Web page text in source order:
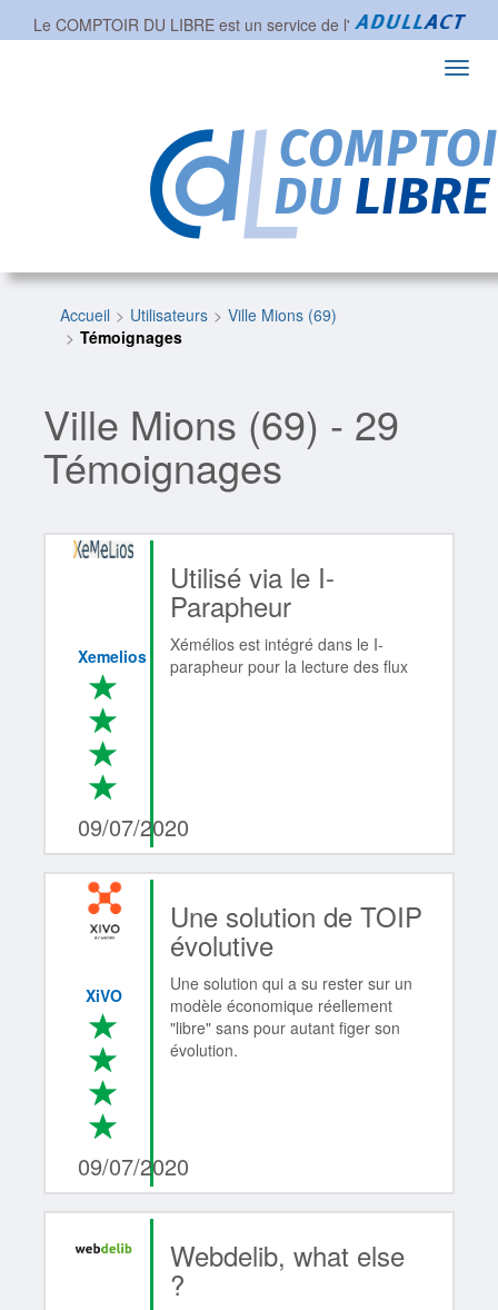
Le COMPTOIR DU LIBRE est un service de l'
Accueil Utilisateurs
Ville Mions (69)
Témoignages
Ville Mions (69) - 29
Témoignages
Xemelios
*
*
*
*
4/4
09/07/2020
Utilisé via le I-
Parapheur
Xémélios est intégré dans le I-
parapheur pour la lecture des flux
XiVO
*
*
*
*
4/4
09/07/2020
Une solution de TOIP
évolutive
Une solution qui a su rester sur un
modèle économique réellement
"libre" sans pour autant figer son
évolution.
Webdelib, what else
?